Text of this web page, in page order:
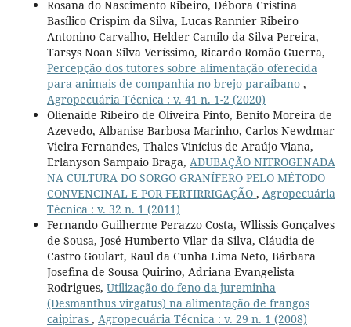
Rosana do Nascimento Ribeiro, Débora Cristina
Basílico Crispim da Silva, Lucas Rannier Ribeiro
Antonino Carvalho, Helder Camilo da Silva Pereira,
Tarsys Noan Silva Veríssimo, Ricardo Romão Guerra,
Percepção dos tutores sobre alimentação oferecida
para animais de companhia no brejo paraibano ,
Agropecuária Técnica : v. 41 n. 1-2 (2020)
Olienaide Ribeiro de Oliveira Pinto, Benito Moreira de
Azevedo, Albanise Barbosa Marinho, Carlos Newdmar
Vieira Fernandes, Thales Vinícius de Araújo Viana,
Erlanyson Sampaio Braga, ADUBAÇÃO NITROGENADA
NA CULTURA DO SORGO GRANÍFERO PELO MÉTODO
CONVENCINAL E POR FERTIRRIGAÇÃO , Agropecuária
Técnica : v. 32 n. 1 (2011)
Fernando Guilherme Perazzo Costa, Wllissis Gonçalves
de Sousa, José Humberto Vilar da Silva, Cláudia de
Castro Goulart, Raul da Cunha Lima Neto, Bárbara
Josefina de Sousa Quirino, Adriana Evangelista
Rodrigues, Utilização do feno da jureminha
(Desmanthus virgatus) na alimentação de frangos
caipiras , Agropecuária Técnica : v. 29 n. 1 (2008)